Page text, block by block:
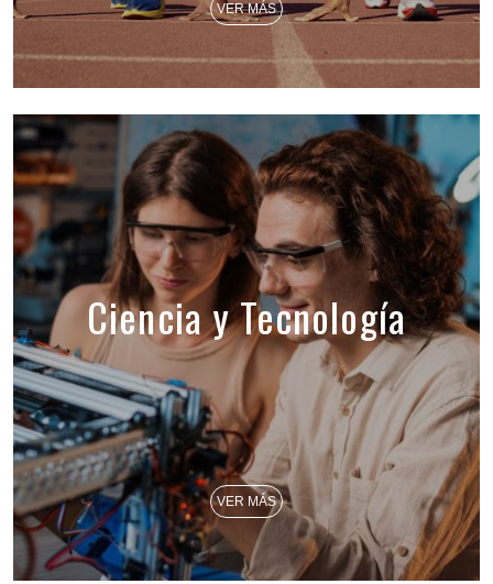
VER MÁS
Ciencia y Tecnología
VER MÁS